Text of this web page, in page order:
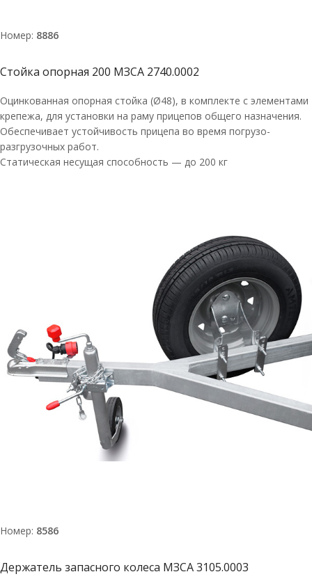
Номер: 8886
Стойка опорная 200 МЗСА 2740.0002
Оцинкованная опорная стойка (Ø48), в комплекте с элементами
крепежа, для установки на раму прицепов общего назначения.
Обеспечивает устойчивость прицепа во время погрузо-
разгрузочных работ.
Статическая несущая способность — до 200 кг
Номер: 8586
Держатель запасного колеса МЗСА 3105.0003